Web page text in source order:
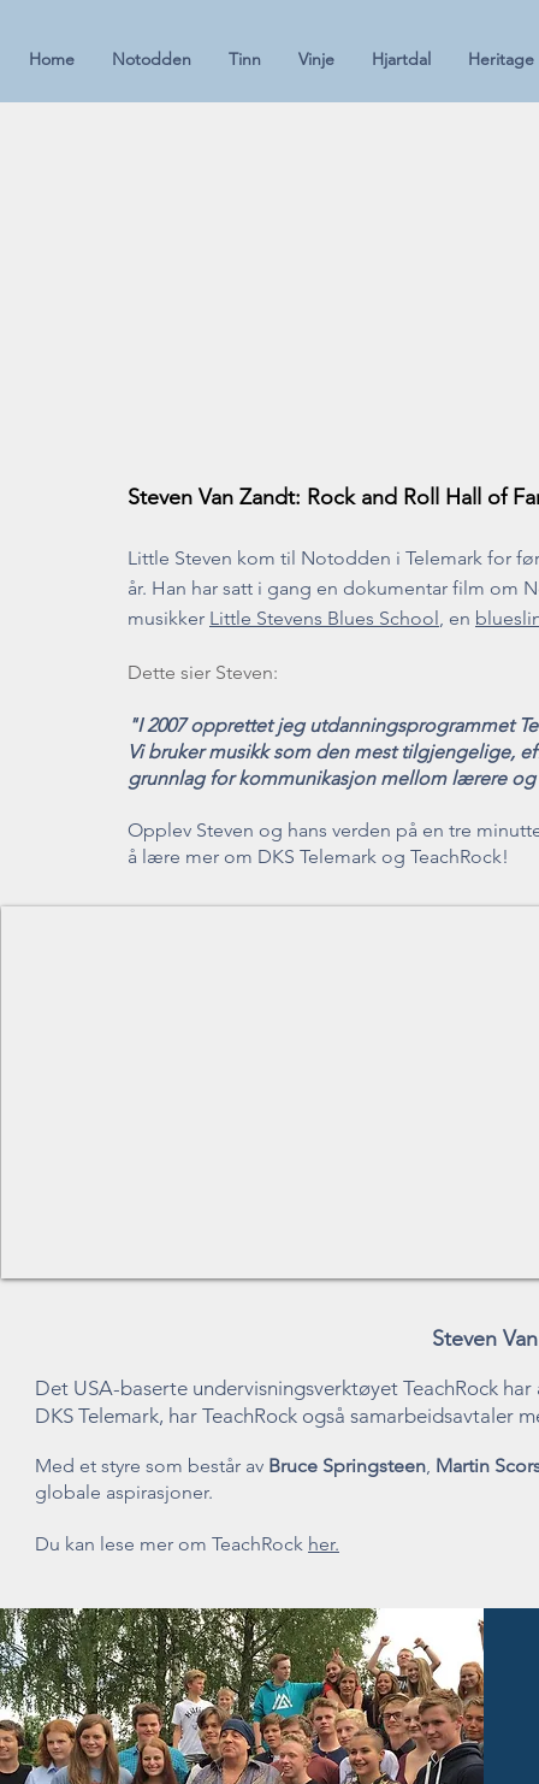
Home Notodden Tinn Vinje Hjartdal Heritage
Steven Van Zandt: Rock and Roll Hall of
Little Steven kom til Notodden i Telemark for
år. Han har satt i gang en dokumentar film om
musikker Little Stevens Blues School, en
Dette sier Steven:
"I 2007 opprettet jeg utdanningsprogrammet
Vi bruker musikk som den mest tilgjengelige,
grunnlag for kommunikasjon mellom lærere og
Opplev Steven og hans verden på en tre
å lære mer om DKS Telemark og TeachRock!
Steven
Det USA-baserte undervisningsverktøyet TeachRock
DKS Telemark, har TeachRock også samarbeidsavtaler
Med et styre som består av Bruce Springsteen, Martin
globale aspirasjoner.
Du kan lese mer om TeachRock her.